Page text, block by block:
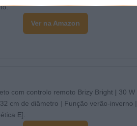
Ver na Amazon
com controlo remoto Brizy Bright | 30 W
cm de diâmetro | Função verão-inverno
E].